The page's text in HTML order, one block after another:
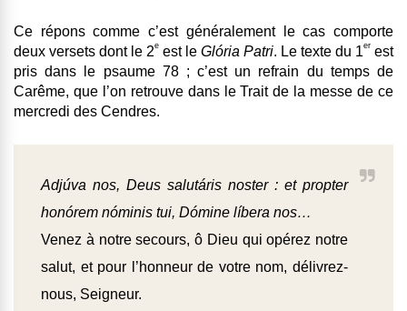
Ce répons comme c’est généralement le cas comporte
deux versets dont le 2e est le Glória Patri. Le texte du 1er est
pris dans le psaume 78 ; c’est un refrain du temps de
Carême, que l’on retrouve dans le Trait de la messe de ce
mercredi des Cendres.
Adjúva nos, Deus salutáris noster : et propter
honórem nóminis tui, Dómine líbera nos…
Venez à notre secours, ô Dieu qui opérez notre
salut, et pour l’honneur de votre nom, délivrez-
nous, Seigneur.